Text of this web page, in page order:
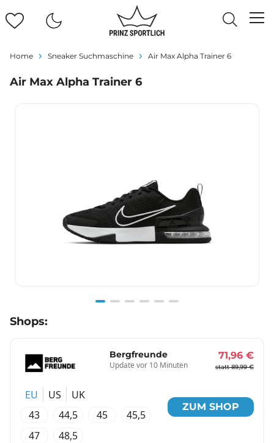
Home Sneaker Suchmaschine Air Max Alpha Trainer 6
Air Max Alpha Trainer 6
1
Shops:
Bergfreunde
Update vor 10 Minuten
71,96 €
statt 89,99 €
EU US
UK
43
44,5 45
45,5
47
48,5
ZUM SHOP